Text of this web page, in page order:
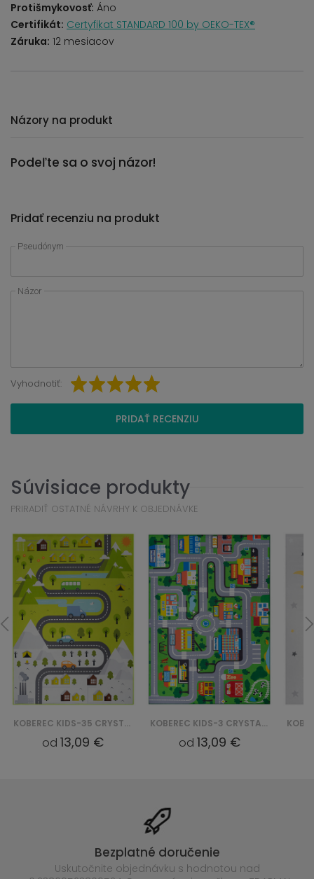
Protišmykovosť: Áno
Certifikát: Certyfikat STANDARD 100 by OEKO-TEX®
Záruka: 12 mesiacov
Názory na produkt
Podeľte sa o svoj názor!
Pridať recenziu na produkt
Pseudónym
Názor
Vyhodnotiť:
PRIDAŤ RECENZIU
Súvisiace produkty
PRIRADIŤ OSTATNÉ NÁVRHY K OBJEDNÁVKE
KOBEREC KIDS-35 CRYSTAL PRINT
od13,09 €
KOBEREC KIDS-3 CRYSTAL PRINT
od13,09 €
Bezplatné doručenie
Uskutočnite objednávku s hodnotou nad